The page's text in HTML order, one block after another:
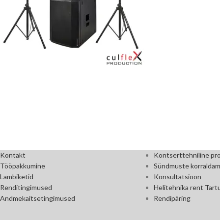
Kontakt
Tööpakkumine
Lambiketid
Renditingimused
Andmekaitsetingimused
Kontserttehniline
Sündmuste
Konsultatsioon
Helitehnika rent
Rendipäring